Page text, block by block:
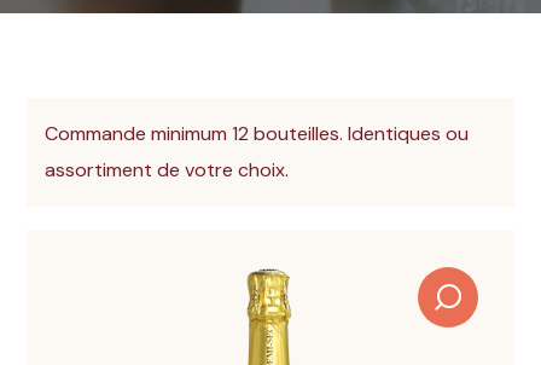
Commande minimum 12 bouteilles. Identiques ou
assortiment de votre choix.